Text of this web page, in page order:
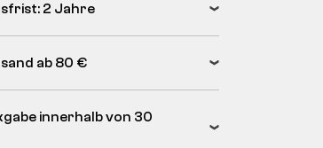
2 Jahre
ab 80 €
innerhalb von 30